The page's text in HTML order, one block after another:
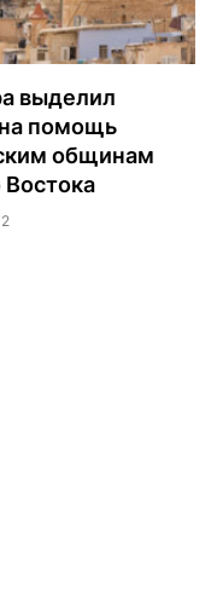
выделил
помощь
общинам